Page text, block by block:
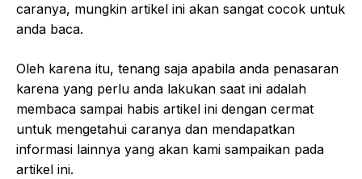
caranya, mungkin artikel ini akan sangat cocok untuk
anda baca.
Oleh karena itu, tenang saja apabila anda penasaran
karena yang perlu anda lakukan saat ini adalah
membaca sampai habis artikel ini dengan cermat
untuk mengetahui caranya dan mendapatkan
informasi lainnya yang akan kami sampaikan pada
artikel ini.